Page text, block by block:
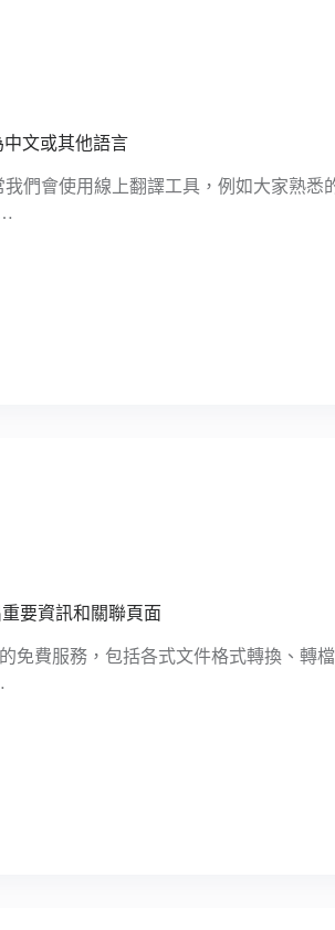
中文或其他語言
們會使用線上翻譯工具，例如大家熟悉
要資訊和關聯頁面
免費服務，包括各式文件格式轉換、轉檔